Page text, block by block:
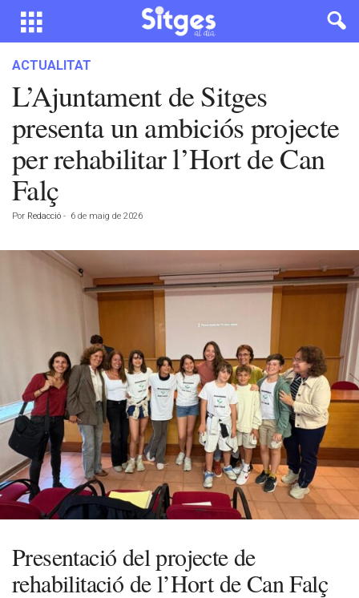
ACTUALITAT
L’Ajuntament de Sitges
presenta un ambiciós projecte
per rehabilitar l’Hort de Can
Falç
Por Redacció - 6 de maig de 2026
Presentació del projecte de
rehabilitació de l’Hort de Can Falç